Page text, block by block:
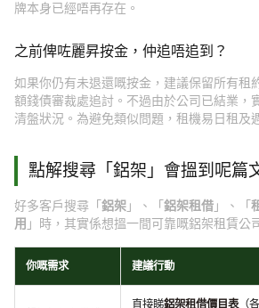
牌本身已經唔再存在。
之前俾咗麗昇按金，仲追唔追到？
如果你仍有未退還嘅按金，建議保留所有租
額錢債審裁處追討。不過由於公司已結業，
清盤狀況。為避免類似問題，租機易日租及
點解搜尋「鋁架」會搵到呢篇
好多客戶搜尋「 鋁架 」、「 鋁架租借 」、「
用 」時，其實係想搵一間可靠嘅鋁架租賃公
你嘅需求 建議行動
直接睇鋁架租借價目表（